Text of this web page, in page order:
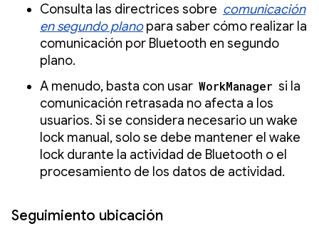
Consulta las directrices sobre comunicación
en segundo planopara saber cómo realizar la
comunicación por Bluetooth en segundo
plano.
A menudo, basta con usar WorkManager si la
comunicación retrasada no afecta a los
usuarios. Si se considera necesario un wake
lock manual, solo se debe mantener el wake
lock durante la actividad de Bluetooth o el
procesamiento de los datos de actividad.
Seguimiento ubicación